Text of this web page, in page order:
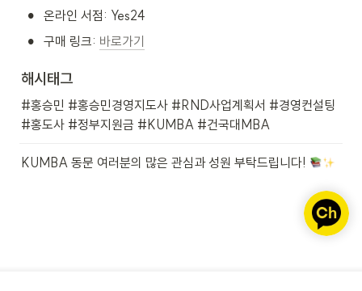
• 온라인 서점: Yes24
• 구매 링크: 바로가기
해시태그
#홍승민 #홍승민경영지도사 #RND사업계획서 #경영컨설팅
#홍도사 #정부지원금 #KUMBA #건국대MBA
KUMBA 동문 여러분의 많은 관심과 성원 부탁드립니다!